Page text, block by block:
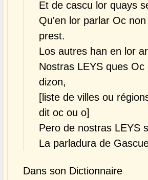
Et de cascu lor quays
Qu'en lor parlar Oc non
prest.
Los autres han en lor
Nostras LEYS ques Oc
dizon,
[liste de villes ou
dit oc ou o]
Pero de nostras LEYS
La parladura de
Dans son Dictionnaire